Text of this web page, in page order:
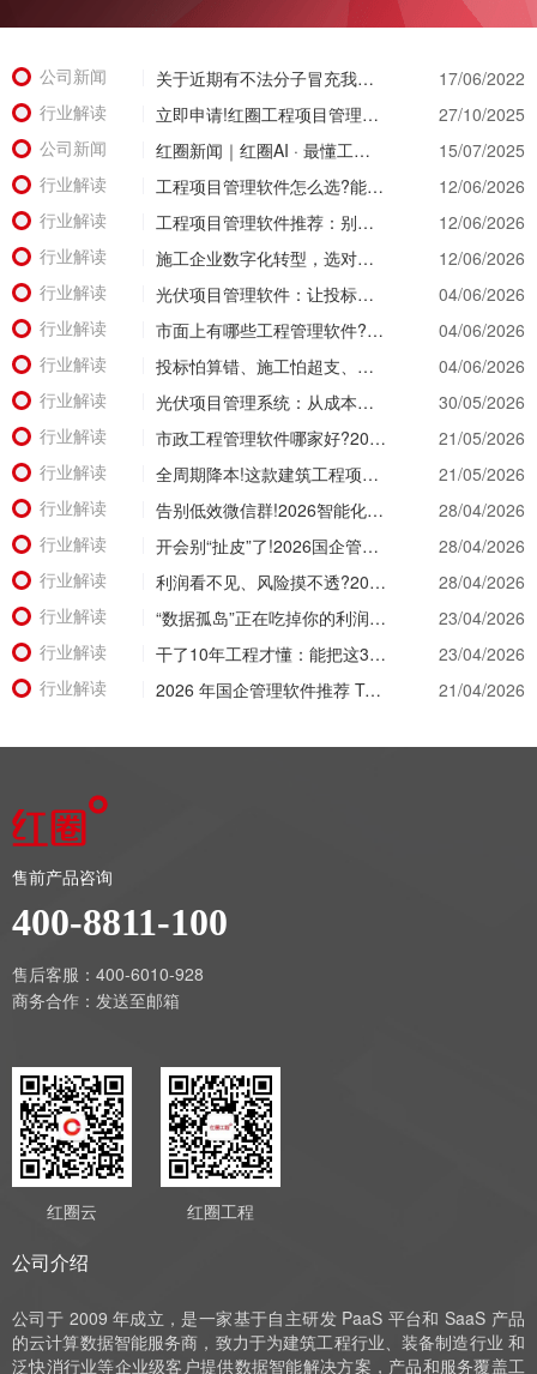
公司新闻 关于近期有不法分子冒充我公司实施诈骗活动的公示函
17/06/2022
行业解读
立即申请!红圈工程项目管理系统免费试用重磅开启，亲身体验智慧管理新篇章!
27/10/2025
公司新闻
红圈新闻｜红圈AI · 最懂工程：用智能引擎重塑工程管理新范式
15/07/2025
行业解读
工程项目管理软件怎么选?能同时管住资金、成本、进度的才靠谱
12/06/2026
行业解读
工程项目管理软件推荐：别等年底才知道亏了!这套系统让每一分钱都有迹可循
12/06/2026
行业解读
施工企业数字化转型，选对工具比盲目上系统更重要
12/06/2026
行业解读
光伏项目管理软件：让投标管理跑在竞争前面
04/06/2026
行业解读
市面上有哪些工程管理软件?2026年八大主流工具深度盘点
04/06/2026
行业解读
投标怕算错、施工怕超支、结算怕扯皮?这款施工成本管理系统一招全解决
04/06/2026
行业解读
光伏项目管理系统：从成本失控到利润可控，老板只需做对一步
30/05/2026
行业解读
市政工程管理软件哪家好?2026年精细化管理工具选型全攻略
21/05/2026
行业解读
全周期降本!这款建筑工程项目管理系统，从投标测算一路控到竣工结算
21/05/2026
行业解读
告别低效微信群!2026智能化升级，看看工程项目管理软件有哪些颠覆级体验?
28/04/2026
行业解读
开会别“扯皮”了!2026国企管理软件推荐，让经营数据替所有人“开口说话”
28/04/2026
行业解读
利润看不见、风险摸不透?2026建筑工程项目管理系统让经营数据“一眼透底”
28/04/2026
行业解读
“数据孤岛”正在吃掉你的利润！2026建筑公司项目管理软件破局之道
23/04/2026
行业解读
干了10年工程才懂：能把这3个数据管明白的工程项目管理软件，才是真神器!
23/04/2026
行业解读
2026 年国企管理软件推荐 Top 5 盘点：核心功能与适用场景深度解析 21/04/2026
售前产品咨询
400-8811-100
售后客服：400-6010-928
商务合作： 发送至邮箱
红圈云 红圈工程
公司介绍
公司于 2009 年成立，是一家基于自主研发 PaaS 平台和 SaaS 产品
的云计算数据智能服务商，致力于为建筑工程行业、装备制造行业 和
泛快消行业等企业级客户提供数据智能解决方案，产品和服务覆盖工